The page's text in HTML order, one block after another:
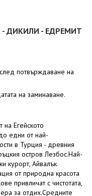
ДИКИЛИ - ЕДРЕМИТ
потвърждаване на
на заминаване.
на Егейското
едни от най-
в Турция - древния
остров Лезбос.Най-
курорт, Айвалък
от природна красота
привличат с чистотата,
за отдих.Средните